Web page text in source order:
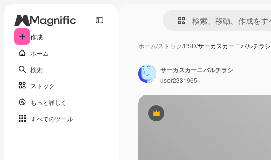
作成
ホーム
検索
ストック
もっと詳しく
すべてのツール
ホーム/ストック/PSD/サーカスカーニバルチラシ
Premium
サーカスカーニバルチラシ
user2331965